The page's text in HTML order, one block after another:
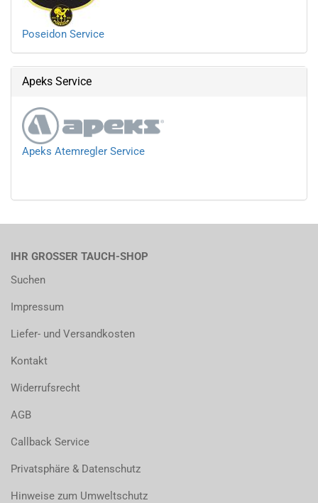
Poseidon Service
Apeks Service
Apeks Atemregler Service
IHR GROSSER TAUCH-SHOP
Suchen
Impressum
Liefer- und Versandkosten
Kontakt
Widerrufsrecht
AGB
Callback Service
Privatsphäre & Datenschutz
Hinweise zum Umweltschutz